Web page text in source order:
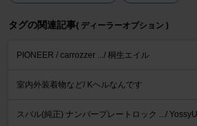
タグの関連記事( ディーラーオプション )
PIONEER / carrozzer .../ 桐生エイル
室内外装着物など/ Kヘルなんです
スバル(純正) ナンバープレートロック .../